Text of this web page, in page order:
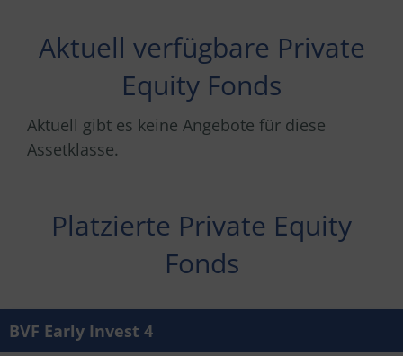
Aktuell verfügbare Private
Equity Fonds
Aktuell gibt es keine Angebote für diese
Assetklasse.
Platzierte Private Equity
Fonds
BVF Early Invest 4